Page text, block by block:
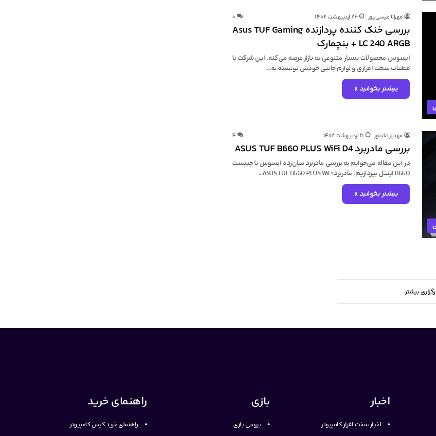
مهرانا عیسی‌پور ۲۴ اردیبهشت ۱۴۰۲ ۰
بررسی خنک کننده پردازنده Asus TUF Gaming
LC 240 ARGB + بنچمارک
ایسوس محصولات بسیار متنوعی به بازار عرضه می‌کنه. این شرکت با
قطعات سخت افزاری و لوازم جانبی خودش تونسته به…
بیشتر بخوانید »
مهدیار آشناور ۲۱ اردیبهشت ۱۴۰۲ ۴
بررسی مادربرد ASUS TUF B660 PLUS WiFi D4
در این مقاله می‌خوایم به بررسی مادربرد میان‌رده ایسوس با چیپست
B660 اینتل بپردازیم. مادربرد ASUS TUF B660 PLUS WiFi…
بیشتر بخوانید »
بیشتر
اخبار
اخبار سخت افزار کامپیوتر
بازی
بررسی بازی
راهنمای خرید
راهنمای خرید کیس کامپیوتر